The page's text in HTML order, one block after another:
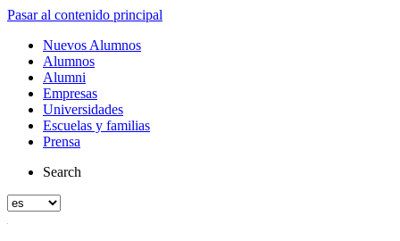
Pasar al contenido principal
Nuevos Alumnos
Alumnos
Alumni
Empresas
Universidades
Escuelas y familias
Prensa
Search